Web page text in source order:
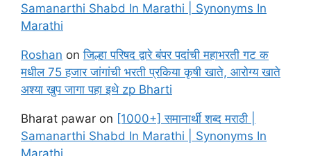
Samanarthi Shabd In Marathi | Synonyms In
Marathi
Roshan onजिल्हा परिषद द्वारे बंपर पदांची महाभरती गट क
मधील 75 हजार जांगांची भरती प्रकिया कृषी खाते, आरोग्य खाते
अश्या खुप जागा पहा इथे zp Bharti
Bharat pawar on [1000+] समानार्थी शब्द मराठी |
Samanarthi Shabd In Marathi | Synonyms In
Marathi